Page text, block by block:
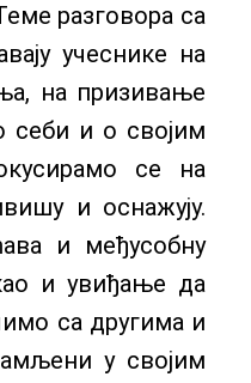
разговора са
учеснике на
на призивање
себи и о својим
се на
и оснажују.
и међусобну
и увиђање да
са другима и
у својим